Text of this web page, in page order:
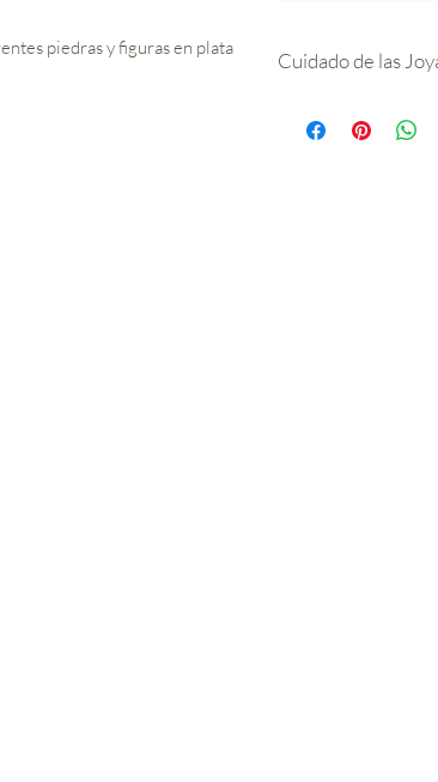
piedras y figuras en plata
Cuidado de las
transpiración y